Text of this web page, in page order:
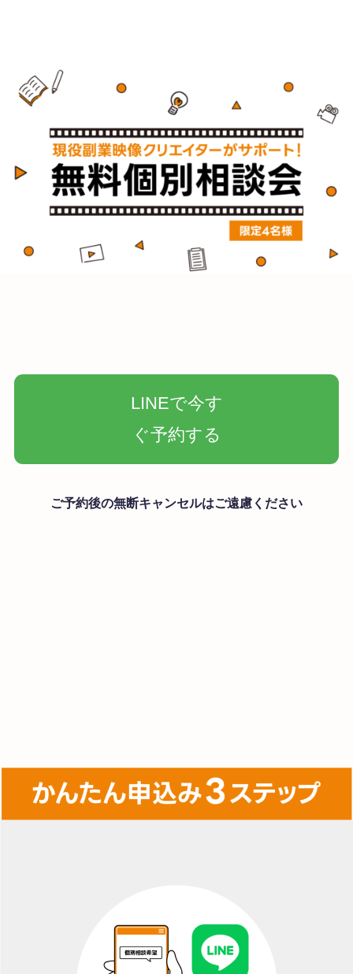
LINEで今す
ぐ予約する
ご予約後の無断キャンセルはご遠慮ください